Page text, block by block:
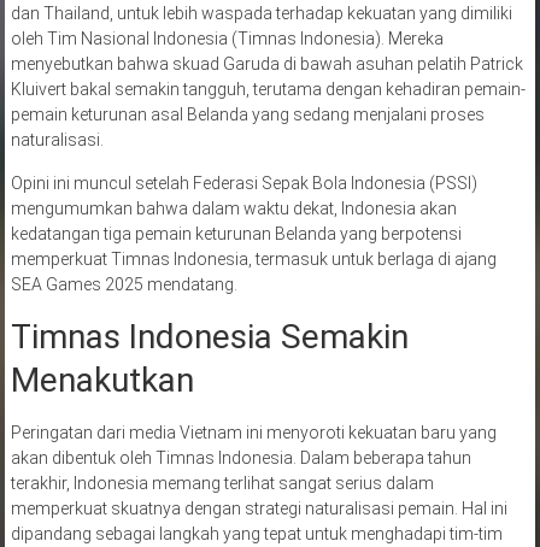
dan Thailand, untuk lebih waspada terhadap kekuatan yang dimiliki
oleh Tim Nasional Indonesia (Timnas Indonesia). Mereka
menyebutkan bahwa skuad Garuda di bawah asuhan pelatih Patrick
Kluivert bakal semakin tangguh, terutama dengan kehadiran pemain-
pemain keturunan asal Belanda yang sedang menjalani proses
naturalisasi.
Opini ini muncul setelah Federasi Sepak Bola Indonesia (PSSI)
mengumumkan bahwa dalam waktu dekat, Indonesia akan
kedatangan tiga pemain keturunan Belanda yang berpotensi
memperkuat Timnas Indonesia, termasuk untuk berlaga di ajang
SEA Games 2025 mendatang.
Timnas Indonesia Semakin
Menakutkan
Peringatan dari media Vietnam ini menyoroti kekuatan baru yang
akan dibentuk oleh Timnas Indonesia. Dalam beberapa tahun
terakhir, Indonesia memang terlihat sangat serius dalam
memperkuat skuatnya dengan strategi naturalisasi pemain. Hal ini
dipandang sebagai langkah yang tepat untuk menghadapi tim-tim